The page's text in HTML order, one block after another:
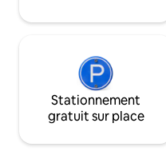
Stationnement
gratuit sur place